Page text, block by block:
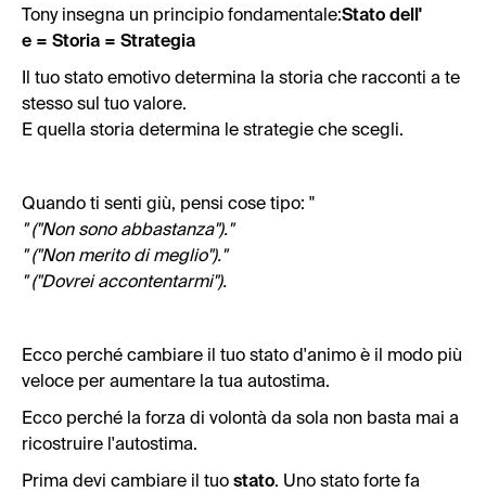
Tony insegna un principio fondamentale:Stato dell'
e = Storia = Strategia
Il tuo stato emotivo determina la storia che racconti a te
stesso sul tuo valore.
E quella storia determina le strategie che scegli.
Quando ti senti giù, pensi cose tipo: "
" ("Non sono abbastanza")."
" ("Non merito di meglio")."
" ("Dovrei accontentarmi").
Ecco perché cambiare il tuo stato d'animo è il modo più
veloce per aumentare la tua autostima.
Ecco perché la forza di volontà da sola non basta mai a
ricostruire l'autostima.
Prima devi cambiare il tuo stato. Uno stato forte fa